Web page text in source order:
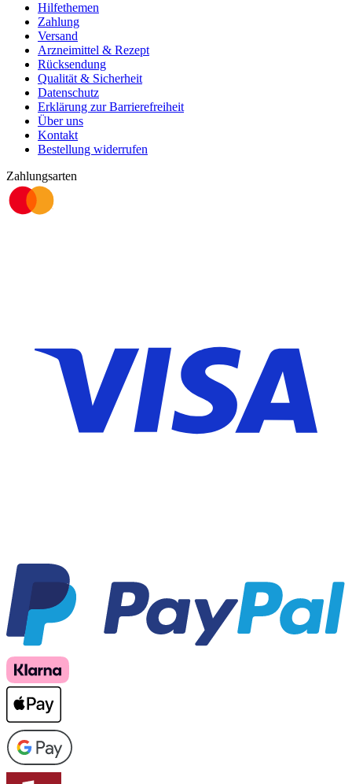
Hilfethemen
Zahlung
Versand
Arzneimittel & Rezept
Rücksendung
Qualität & Sicherheit
Datenschutz
Erklärung zur Barrierefreiheit
Über uns
Kontakt
Bestellung widerrufen
Zahlungsarten